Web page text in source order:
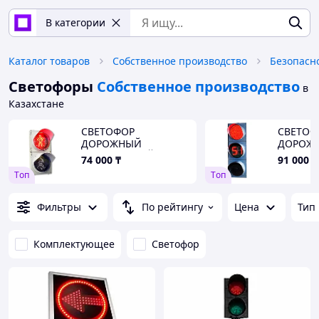
В категории
Каталог товаров Собственное производство
Светофоры Собственное производство в
Казахстане
Tоп
СВЕТОФОР
ДОРОЖНЫЙ
ПЕШЕХОДНЫЙ (П.1.1
С ТВАЗ)
74 000 ₸
Tоп
ТООВ
91 000
Фильтры По рейтингу Цена Тип
Комплектующее Светофор